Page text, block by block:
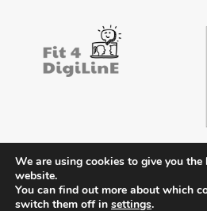
Contact Legal notice Privacy policy
Members’ area
We are using cookies to give you the
website.
You can find out more about which
switch them off in settings.